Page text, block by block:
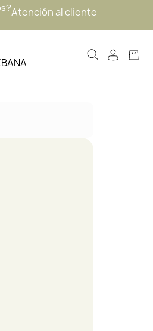
Atención al cliente